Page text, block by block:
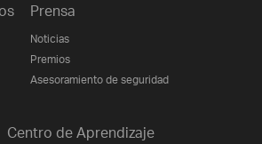
Prensa
Noticias
Premios
Asesoramiento de seguridad
Centro de Aprendizaje